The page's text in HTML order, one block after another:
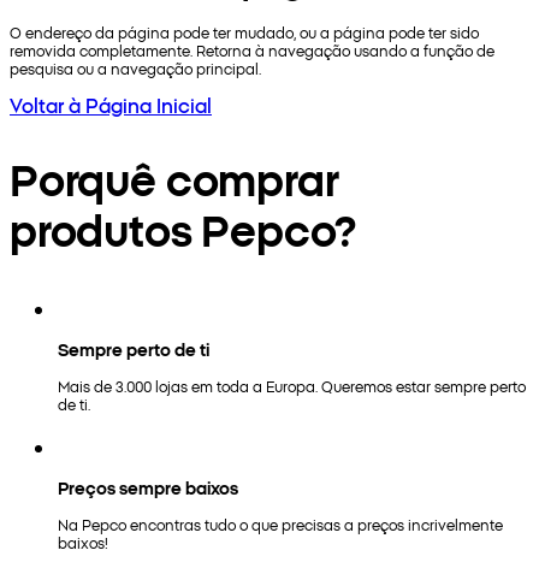
O endereço da página pode ter mudado, ou a página pode ter sido
removida completamente. Retorna à navegação usando a função de
pesquisa ou a navegação principal.
Voltar à Página Inicial
Porquê comprar
produtos Pepco?
Sempre perto de ti
Mais de 3.000 lojas em toda a Europa. Queremos estar sempre perto
de ti.
Preços sempre baixos
Na Pepco encontras tudo o que precisas a preços incrivelmente
baixos!